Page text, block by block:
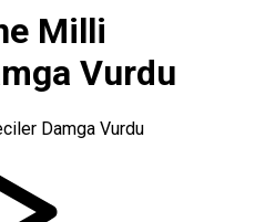
Milli
Vurdu